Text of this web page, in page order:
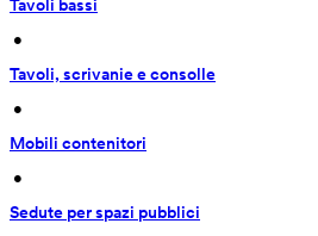
Tavoli bassi
•
Tavoli, scrivanie e consolle
•
Mobili contenitori
•
Sedute per spazi pubblici